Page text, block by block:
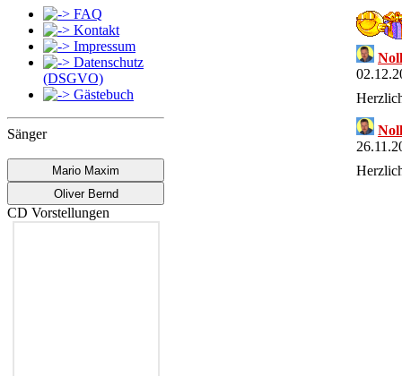
FAQ
Kontakt
Impressum
Datenschutz
(DSGVO)
Gästebuch
Sänger
Mario Maxim
Oliver Bernd
CD Vorstellungen